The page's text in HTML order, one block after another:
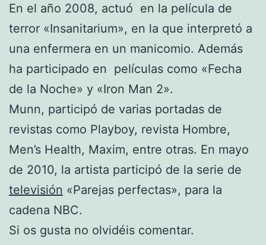
En el año 2008, actuó en la película de
terror «Insanitarium», en la que interpretó a
una enfermera en un manicomio. Además
ha participado en películas como «Fecha
de la Noche» y «Iron Man 2».
Munn, participó de varias portadas de
revistas como Playboy, revista Hombre,
Men’s Health, Maxim, entre otras. En mayo
de 2010, la artista participó de la serie de
televisión «Parejas perfectas», para la
cadena NBC.
Si os gusta no olvidéis comentar.